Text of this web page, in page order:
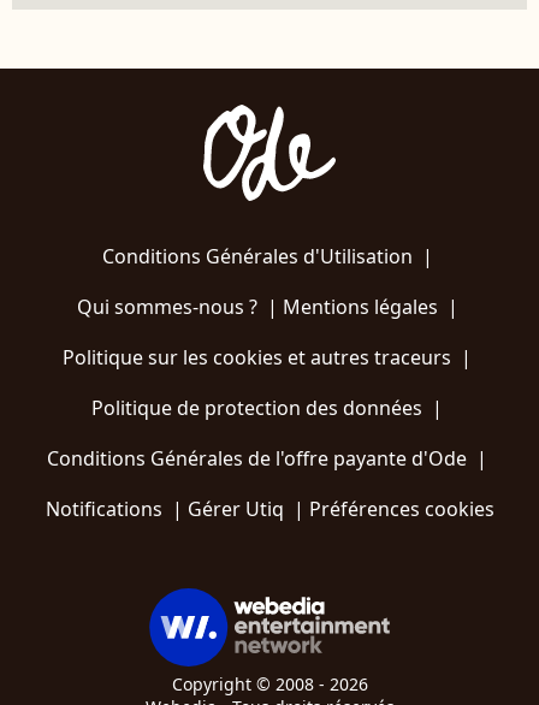
Conditions Générales d'Utilisation |
Qui sommes-nous ?| Mentions légales |
Politique sur les cookies et autres traceurs |
Politique de protection des données |
Conditions Générales de l'offre payante d'Ode |
Notifications | Gérer Utiq | Préférences cookies
Copyright © 2008 - 2026